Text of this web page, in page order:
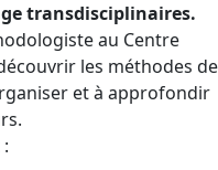
transdisciplinaires.
au Centre
les méthodes de
et à approfondir